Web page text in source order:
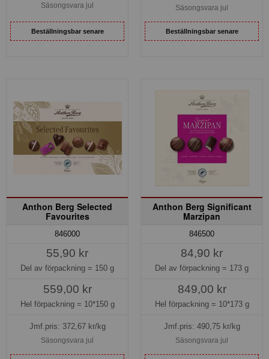
Säsongsvara jul
Beställningsbar senare
Säsongsvara jul
Beställningsbar senare
Anthon Berg Selected
Favourites
846000
55,90 kr
Del av förpackning = 150 g
559,00 kr
Hel förpackning = 10*150 g
Jmf.pris: 372,67kr/kg
Säsongsvara jul
Anthon Berg Significant
Marzipan
846500
84,90 kr
Del av förpackning = 173 g
849,00 kr
Hel förpackning = 10*173 g
Jmf.pris: 490,75kr/kg
Säsongsvara jul